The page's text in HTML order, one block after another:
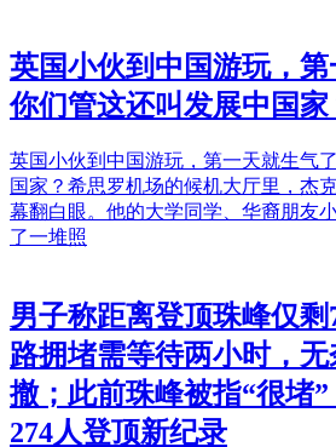
英国小伙到中国游玩，第
你们管这还叫发展中国家
英国小伙到中国游玩，第一天就生气
国家？希思罗机场的候机大厅里，杰
幕翻白眼。他的大学同学、华裔朋友
了一堆照
男子称距离登顶珠峰仅
路拥堵需等待两小时，
撤；此前珠峰被指“很堵”
274人登顶新纪录